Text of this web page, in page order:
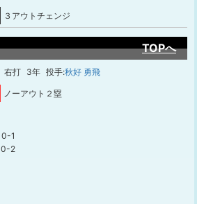
３アウトチェンジ
TOPへ
右打 3年 投手:秋好 勇飛
ノーアウト２塁
0-1
0-2